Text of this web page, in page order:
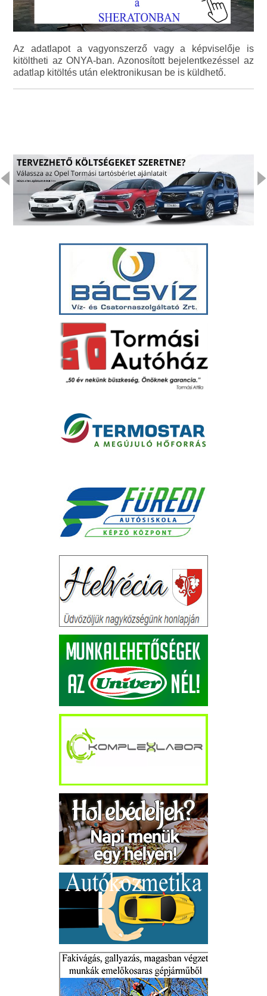
Az adatlapot a vagyonszerző vagy a képviselője is
kitöltheti az ONYA-ban. Azonosított bejelentkezéssel az
adatlap kitöltés után elektronikusan be is küldhető.